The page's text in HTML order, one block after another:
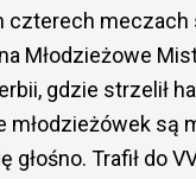
czterech meczach
Młodzieżowe
gdzie strzelił
młodzieżówek są
Trafił do